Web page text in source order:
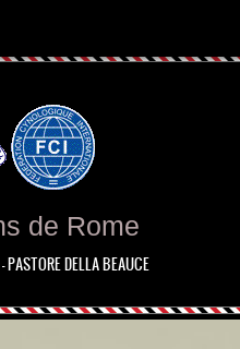
de Rome
PASTORE DELLA BEAUCE